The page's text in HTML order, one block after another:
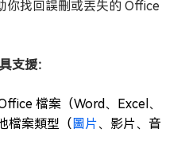
你找回誤刪或丟失的 Office
支援：
檔案（Word、Excel、
檔案類型（ 圖片、影片、音